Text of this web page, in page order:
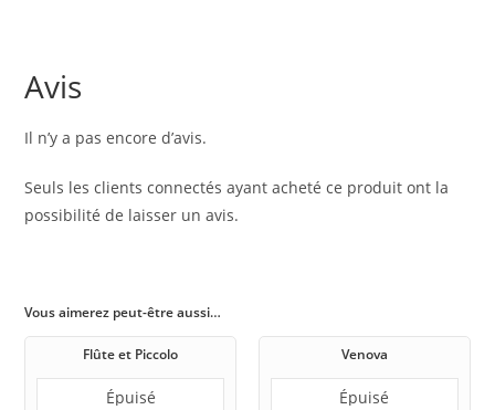
Avis
Il n’y a pas encore d’avis.
Seuls les clients connectés ayant acheté ce produit ont la
possibilité de laisser un avis.
Vous aimerez peut-être aussi…
Flûte et Piccolo
Épuisé
Venova
Épuisé